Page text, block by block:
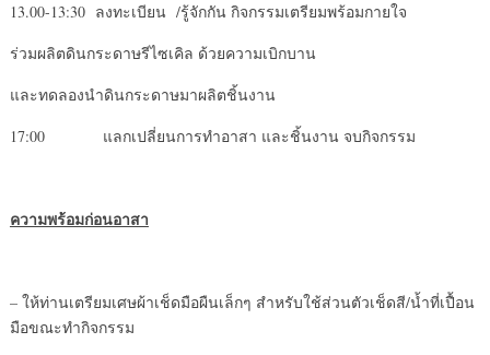
13.00-13:30 ลงทะเบียน /รู้จักกัน กิจกรรมเตรียมพร้อมกายใจ
ร่วมผลิตดินกระดาษรีไซเคิล ด้วยความเบิกบาน
และทดลองนำดินกระดาษมาผลิตชิ้นงาน
17:00 แลกเปลี่ยนการทำอาสา และชิ้นงาน จบกิจกรรม
ความพร้อมก่อนอาสา
– ให้ท่านเตรียมเศษผ้าเช็ดมือผืนเล็กๆ สำหรับใช้ส่วนตัวเช็ดสี/น้ำที่เปื้อน
มือขณะทำกิจกรรม